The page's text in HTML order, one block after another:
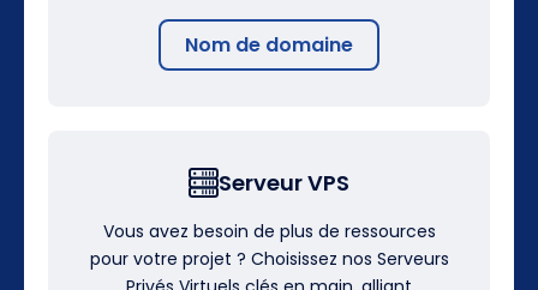
Nom de domaine
Serveur VPS
Vous avez besoin de plus de ressources
pour votre projet ? Choisissez nos Serveurs